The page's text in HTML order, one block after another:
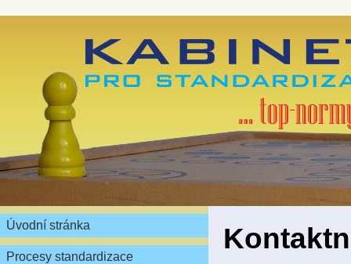
Úvodní stránka
Procesy standardizace